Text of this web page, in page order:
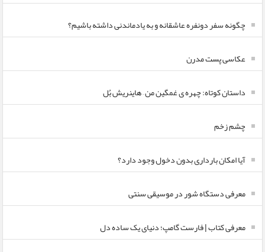
چگونه سفر دونفره عاشقانه و به یادماندنی داشته باشیم؟
عکاسی پست مدرن
داستان کوتاه: چهره ی غمگین من – هاینریش بُل
چشم زخم
آیا امکان بارداری بدون دخول وجود دارد؟
معرفی دستگاه شور در موسیقی سنتی
معرفی کتاب | فارست گامپ؛ دنیای یک ساده دل